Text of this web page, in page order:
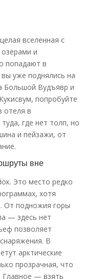
вселенная с
и
попадают в
вы уже поднялись на
Большой Вудъявр и
попробуйте
отеля в
где нет толп, но
и пейзажи, от
вне
Это место редко
хотя
От подножия горы
— здесь нет
позволяет
В
арктические
прозрачная, что
Главное — взять